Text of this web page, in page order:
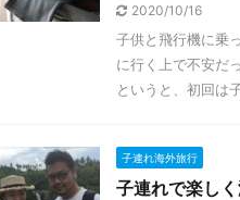
2020/10/16
子供と飛行機に乗
に行く上で不安だ
というと、初回は
子連れ海外旅行
子連れで楽し